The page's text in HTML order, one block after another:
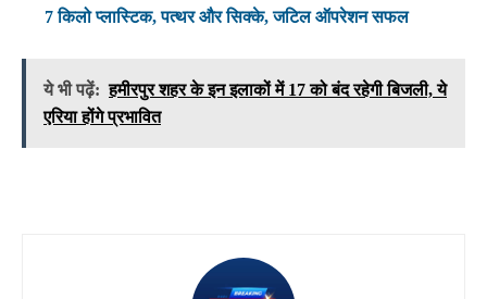
7 किलो प्लास्टिक, पत्थर और सिक्के, जटिल ऑपरेशन सफल
ये भी पढ़ें: हमीरपुर शहर के इन इलाकों में 17 को बंद रहेगी बिजली, ये
एरिया होंगे प्रभावित